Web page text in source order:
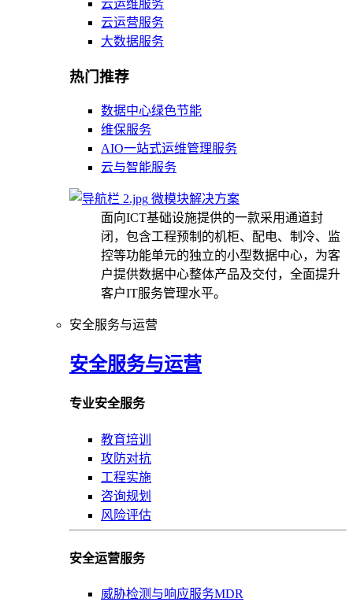
云运维服务
云运营服务
大数据服务
热门推荐
数据中心绿色节能
维保服务
AIO一站式运维管理服务
云与智能服务
微模块解决方案
面向ICT基础设施提供的一款采用通道封
闭，包含工程预制的机柜、配电、制冷、监
控等功能单元的独立的小型数据中心，为客
户提供数据中心整体产品及交付，全面提升
客户IT服务管理水平。
安全服务与运营
安全服务与运营
专业安全服务
教育培训
攻防对抗
工程实施
咨询规划
风险评估
安全运营服务
威胁检测与响应服务MDR